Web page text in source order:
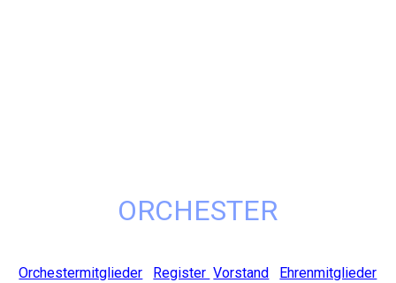
ORCHESTER
Orchestermitglieder Register Vorstand
Ehrenmitglieder